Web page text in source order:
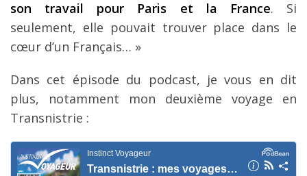
son travail pour Paris et la France. Si
seulement, elle pouvait trouver place dans le
cœur d’un Français… »
Dans cet épisode du podcast, je vous en dit
plus, notamment mon deuxième voyage en
Transnistrie :